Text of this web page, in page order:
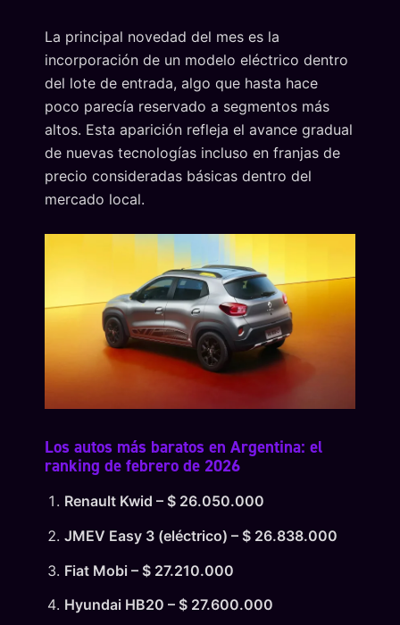
La principal novedad del mes es la
incorporación de un modelo eléctrico dentro
del lote de entrada, algo que hasta hace
poco parecía reservado a segmentos más
altos. Esta aparición refleja el avance gradual
de nuevas tecnologías incluso en franjas de
precio consideradas básicas dentro del
mercado local.
Los autos más baratos en Argentina: el
ranking de febrero de 2026
Renault Kwid – $ 26.050.000
JMEV Easy 3 (eléctrico) – $ 26.838.000
Fiat Mobi – $ 27.210.000
Hyundai HB20 – $ 27.600.000